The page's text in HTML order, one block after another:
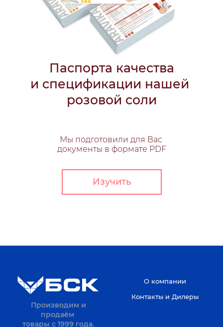
Изучить
Паспорта качества
и спецификации нашей
розовой соли
Мы подготовили для Вас
документы в формате PDF
Производим и
продаём
товары с 1999 года.
О компании
Контакты и Дилеры